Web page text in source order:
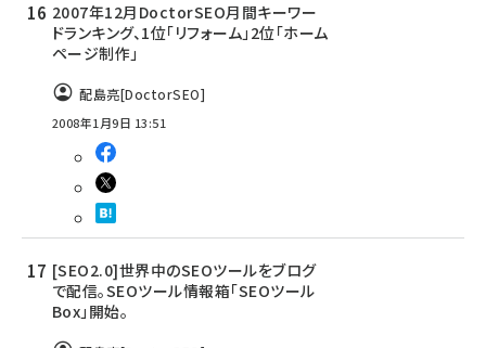
2007年12月DoctorSEO月間キーワー
ドランキング、1位「リフォーム」2位「ホーム
ページ制作」
配島亮[DoctorSEO]
2008年1月9日 13:51
[SEO2.0]世界中のSEOツールをブログ
で配信。SEOツール情報箱「SEOツール
Box」開始。